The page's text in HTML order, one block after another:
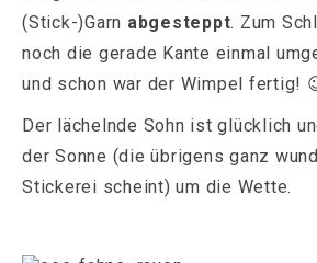
(Stick-)Garn abgesteppt. Zum
noch die gerade Kante einmal
und schon war der Wimpel fertig!
Der lächelnde Sohn ist glücklich
der Sonne (die übrigens ganz
Stickerei scheint) um die Wette.